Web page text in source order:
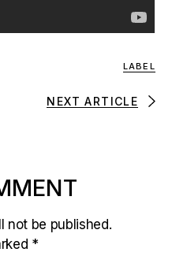
LABEL
NEXT ARTICLE
not be published.
*